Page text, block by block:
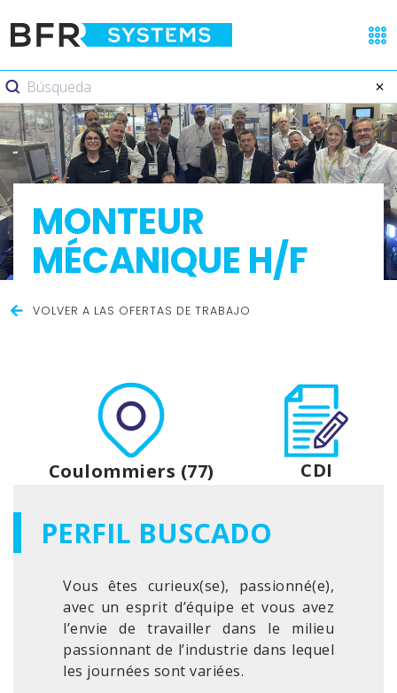
MONTEUR
MÉCANIQUE H/F
VOLVER A LAS OFERTAS DE TRABAJO
PERFIL BUSCADO
Vous êtes curieux(se), passionné(e),
avec un esprit d’équipe et vous avez
l’envie de travailler dans le milieu
passionnant de l’industrie dans lequel
les journées sont variées.
Coulommiers (77) CDI